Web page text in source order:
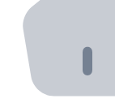
Integra un
Bitnovo API
Integra